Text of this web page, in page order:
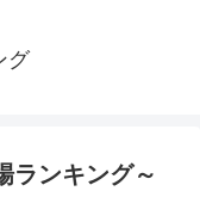
グ
ランキング～